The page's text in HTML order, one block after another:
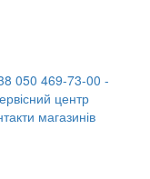
050 469-73-00 -
центр
магазинів